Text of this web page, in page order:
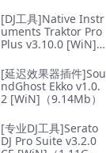
[DJ工具]Native Instr
uments Traktor Pro
Plus v3.10.0 [WiN]
[延迟效果器插件]Sou
ndGhost Ekko v1.0.
2 [WiN]（9.14Mb）
[专业DJ工具]Serato
DJ Pro Suite v3.2.0